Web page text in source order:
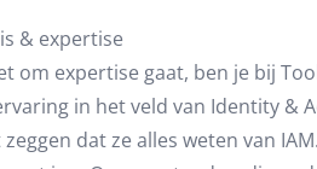
& expertise
om expertise gaat, ben je bij
in het veld van Identity &
dat ze alles weten van